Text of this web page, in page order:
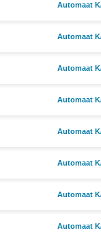
Automaat
Automaat
Automaat
Automaat
Automaat
Automaat
Automaat
Automaat